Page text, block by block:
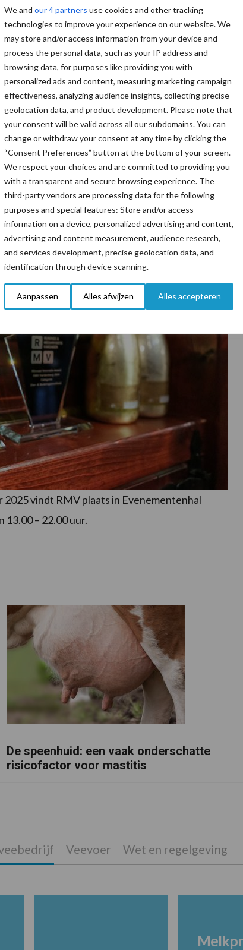
We and our 4 partners use cookies and other tracking
technologies to improve your experience on our website. We
may store and/or access information from your device and
process the personal data, such as your IP address and
browsing data, for purposes like providing you with
personalized ads and content, measuring marketing campaign
effectiveness, analyzing audience insights, collecting precise
geolocation data, and product development. Please note that
your consent will be valid across all our subdomains. You can
change or withdraw your consent at any time by clicking the
“Consent Preferences” button at the bottom of your screen.
We respect your choices and are committed to providing you
with a transparent and secure browsing experience. The
third-party vendors are processing data for the following
purposes and special features: Store and/or access
information on a device, personalized advertising and content,
advertising and content measurement, audience research,
and services development, precise geolocation data, and
identification through device scanning.
Aanpassen Alles afwijzen Alles accepteren
genomineerde innovaties live bekijken én
7. Wie nu alvast een stem wil uitbrengen kan
award
Hardenberg Innovatie Awards bekendgemaakt.
en RMV Gorinchem dingen ook mee naar de
worden geselecteerd door een
vindt RMV plaats in Evenementenhal
13.00 – 22.00 uur.
De speenhuid: een vaak onderschatte
risicofactor voor mastitis
Veevoer Wet en regelgeving